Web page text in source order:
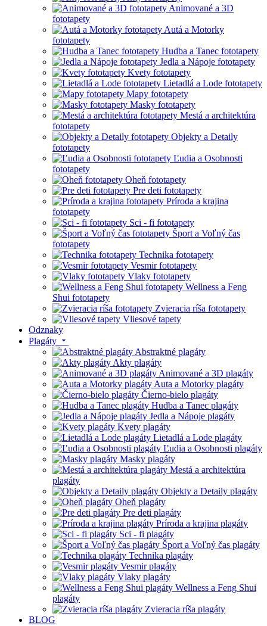
Animované a 3D
fototapety
Autá a Motorky
fototapety
Hudba a Tanec fototapety
Jedla a Nápoje fototapety
Kvety fototapety
Lietadlá a Lode fototapety
Mapy fototapety
Masky fototapety
Mestá a architektúra
fototapety
Objekty a Detaily
fototapety
Ľudia a Osobnosti
fototapety
Oheň fototapety
Pre deti fototapety
Príroda a krajina
fototapety
Sci - fi fototapety
Šport a Voľný čas
fototapety
Technika fototapety
Vesmir fototapety
Vlaky fototapety
Wellness a Feng
Shui fototapety
Zvieracia ríša fototapety
Vliesové tapety
Odznaky
Plagáty
Abstraktné plagáty
Akty plagáty
Animované a 3D plagáty
Auta a Motorky plagáty
Čierno-bielo plagáty
Hudba a Tanec plagáty
Jedla a Nápoje plagáty
Kvety plagáty
Lietadlá a Lode plagáty
Ľudia a Osobnosti plagáty
Masky plagáty
Mestá a architektúra
plagáty
Objekty a Detaily plagáty
Oheň plagáty
Pre deti plagáty
Príroda a krajina plagáty
Sci - fi plagáty
Šport a Voľný čas plagáty
Technika plagáty
Vesmir plagáty
Vlaky plagáty
Wellness a Feng Shui
plagáty
Zvieracia ríša plagáty
BLOG